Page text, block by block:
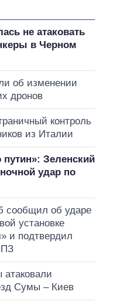
не атаковать
в Черном
об изменении
дронов
контроль
из Италии
путин»: Зеленский
удар по
сообщил об ударе
установке
и подтвердил
атаковали
Сумы – Киев